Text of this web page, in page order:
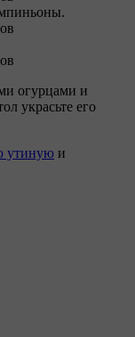
огурцами и
украсьте его
утиную и